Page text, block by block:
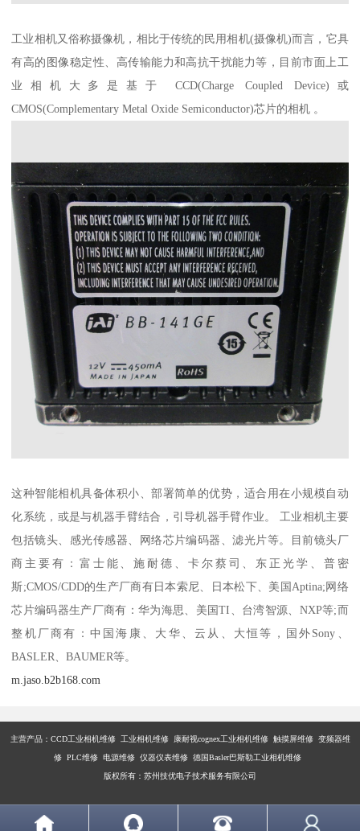
工业相机又俗称摄像机，相比于传统的民用相机(摄像机)而言，它具
有高的图像稳定性、高传输能力和高抗干扰能力等，目前市面上工
业相机大多是基于 CCD(Charge Coupled Device)或
CMOS(Complementary Metal Oxide Semiconductor)芯片的相机 。
这种智能相机具备体积小、部署简单的优势，适合用在小规模自动
化系统，或是与机器手臂结合，引导机器手臂作业。 工业相机主要
包括镜头、感光传感器、网络芯片编码器、滤光片等。目前镜头厂
商主要有：富士能、施耐德、卡尔蔡司、东正光学、普密
斯;CMOS/CDD的生产厂商有日本索尼、日本松下、美国Aptina;网络
芯片编码器生产厂商有：华为海思、美国TI、台湾智源、NXP等;而
整机厂商有：中国海康、大华、云从、大恒等，国外Sony、
BASLER、BAUMER等。
m.jaso.b2b168.com
主营产品： CCD工业相机维修 工业相机维修 康耐视cognex工业相机维修 触摸屏维修 变频器维
修 PLC维修 电源维修 仪器仪表维修 德国Basler巴斯勒工业相机维修
版权所有：苏州技优电子技术服务有限公司